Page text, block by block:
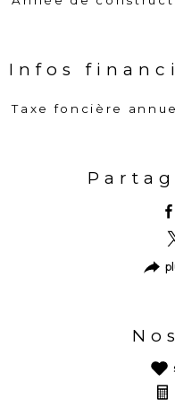
Infos
Caractéristiques Valeurs
Taxe foncière